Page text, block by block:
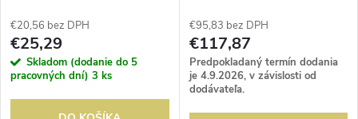
p
r
o
r
o
€20,56 bez DPH
€25,29
Skladom (dodanie do 5
pracovných dní) 3 ks
€95,83 bez DPH
€117,87
Predpokladaný termín dodania
je 4.9.2026, v závislosti od
dodávateľa.